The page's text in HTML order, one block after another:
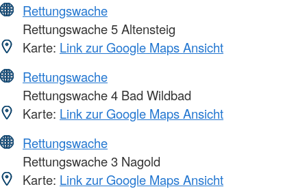
Rettungswache
Rettungswache 5 Altensteig
Karte: Link zur Google Maps Ansicht
Rettungswache
Rettungswache 4 Bad Wildbad
Karte: Link zur Google Maps Ansicht
Rettungswache
Rettungswache 3 Nagold
Karte: Link zur Google Maps Ansicht